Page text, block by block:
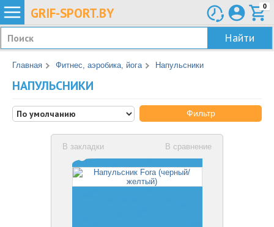
GRIF-SPORT.BY 0
Найти
Главная Фитнес, аэробика, йога Напульсники
НАПУЛЬСНИКИ
Фильтр
В сравнение
В закладки